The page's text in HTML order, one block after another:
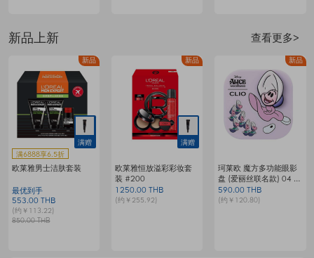
新品上新 查看更多>
新品
满赠
满6888享6.5折
欧莱雅男士洁肤套装
最优到手
553.00 THB
(约￥113.22)
850.00 THB
新品
满赠
欧莱雅恒放溢彩彩妆套
装 #200
1250.00 THB
(约￥255.92)
新品
珂莱欧 魔方多功能眼影
盘 (爱丽丝联名款) 04 梦
境生蚝小生灵
590.00 THB
(约￥120.80)